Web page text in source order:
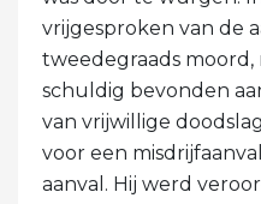
vrijgesproken van de
tweedegraads
schuldig bevonden
van vrijwillige
voor een
aanval. Hij werd